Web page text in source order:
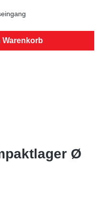
Wert ein
Warenkorb
Ø